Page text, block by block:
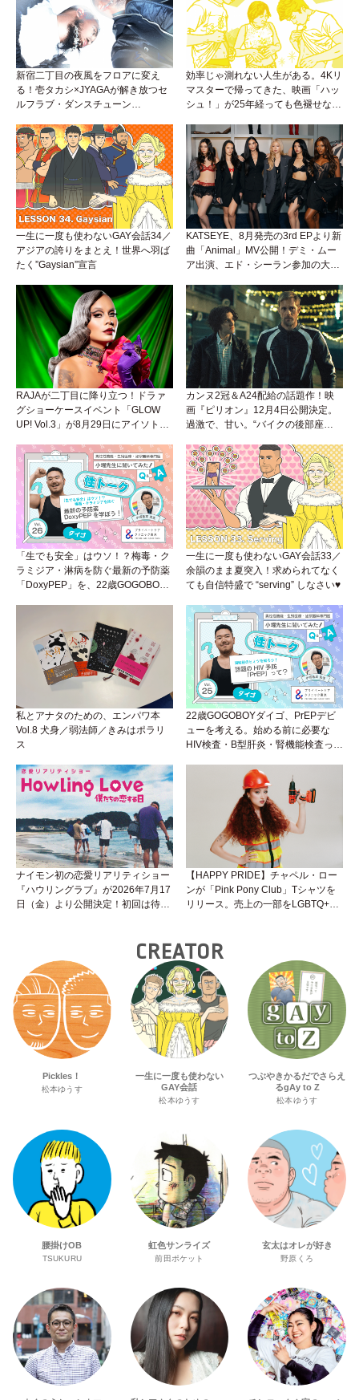
新宿二丁目の夜風をフロアに変え
る！壱タカシ×JYAGAが解き放つセ
ルフラブ・ダンスチューン
効率じゃ測れない人生がある。4Kリ
マスターで帰ってきた、映画「ハッ
シュ！」が25年経っても色褪せない
一生に一度も使わないGAY会話34／
アジアの誇りをまとえ！世界へ羽ば
たく”Gaysian”宣言
KATSEYE、8月発売の3rd EPより新
曲「Animal」MV公開！デミ・ムー
ア出演、エド・シーラン参加の大胆
RAJAが二丁目に降り立つ！ドラァ
グショーケースイベント「GLOW
UP! Vol.3」が8月29日にアイソトー
カンヌ2冠＆A24配給の話題作！映
画『ピリオン』12月4日公開決定。
過激で、甘い。“バイクの後部座
「生でも安全」はウソ！？梅毒・ク
ラミジア・淋病を防ぐ最新の予防薬
「DoxyPEP」を、22歳GOGOBOY
（Vol.26）
一生に一度も使わないGAY会話33／
余韻のまま夏突入！求められてなく
ても自信特盛で “serving” しなさい♥
私とアナタのための、エンパワ本
Vol.8 犬身／弱法師／きみはポラリ
ス
22歳GOGOBOYダイゴ、PrEPデビ
ューを考える。始める前に必要な
HIV検査・B型肝炎・腎機能検査っ
性トーク～聞きにくいことは小堀先
生に聞けばイイ！（Vol.25）
ナイモン初の恋愛リアリティショー
『ハウリングラブ』が2026年7月17
日（金）より公開決定！初回は待望
【HAPPY PRIDE】チャペル・ロー
ンが「Pink Pony Club」Tシャツを
リリース。売上の一部をLGBTQ+＆
CREATOR
Pickles！
松本ゆうす
一生に一度も使わない
GAY会話
松本ゆうす
つぶやきかるだでさらえ
るgAy to Z
松本ゆうす
腰掛けOB
TSUKURU
虹色サンライズ
前田ポケット
玄太はオレが好き
野原くろ